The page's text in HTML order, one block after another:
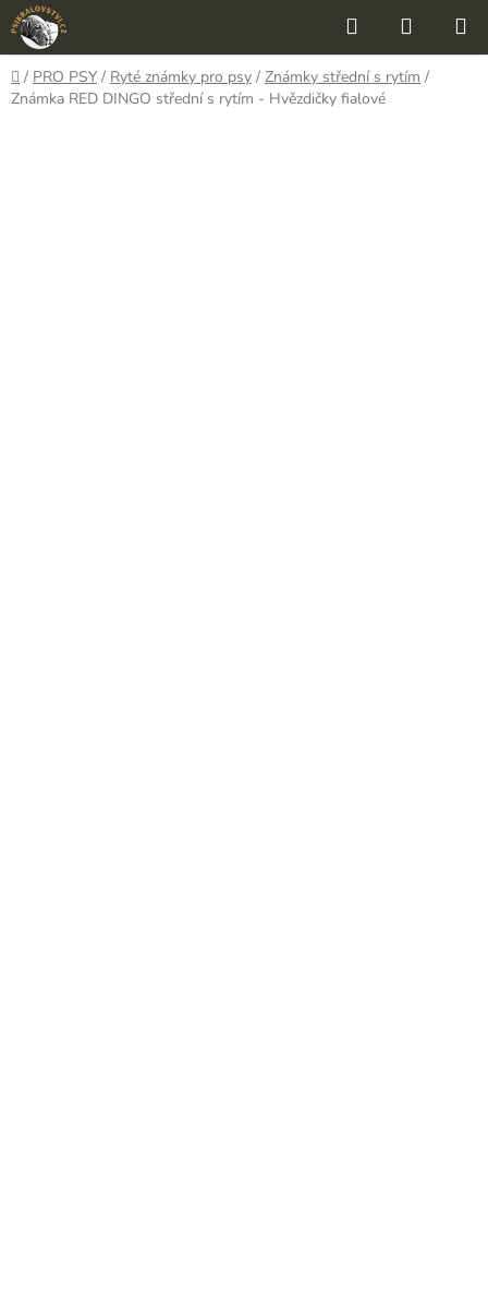
Přejít
na
obsah
Hledat
KOŠÍK
Domů
/ PRO PSY / Ryté známky pro psy / Známky střední s rytím /
Známka RED DINGO střední s rytím - Hvězdičky fialové